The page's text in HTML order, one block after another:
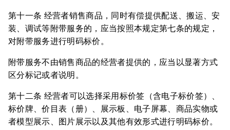
第十一条 经营者销售商品，同时有偿提供配送、搬运、安
装、调试等附带服务的，应当按照本规定第七条的规定，
对附带服务进行明码标价。
附带服务不由销售商品的经营者提供的，应当以显著方式
区分标记或者说明。
第十二条 经营者可以选择采用标价签（含电子标价签）、
标价牌、价目表（册）、展示板、电子屏幕、商品实物或
者模型展示、图片展示以及其他有效形式进行明码标价。